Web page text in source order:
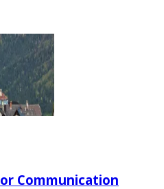
Communication